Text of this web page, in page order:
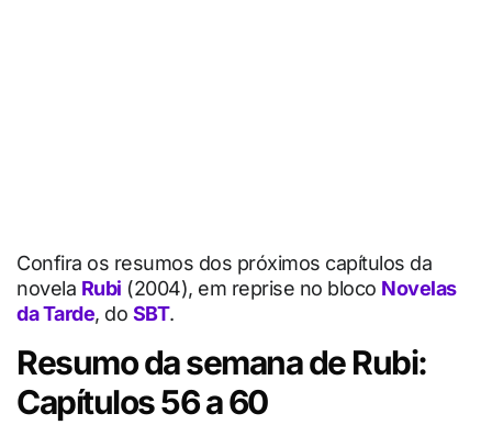
Confira os resumos dos próximos capítulos da
novela Rubi (2004), em reprise no bloco Novelas
da Tarde, do SBT.
Resumo da semana de Rubi:
Capítulos 56 a 60